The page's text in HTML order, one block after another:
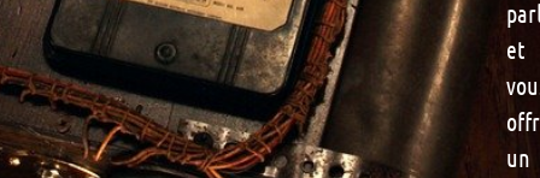
et
un